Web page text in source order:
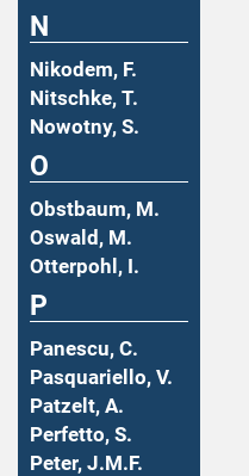
N
Nikodem, F.
Nitschke, T.
Nowotny, S.
O
Obstbaum, M.
Oswald, M.
Otterpohl, I.
P
Panescu, C.
Pasquariello, V.
Patzelt, A.
Perfetto, S.
Peter, J.M.F.